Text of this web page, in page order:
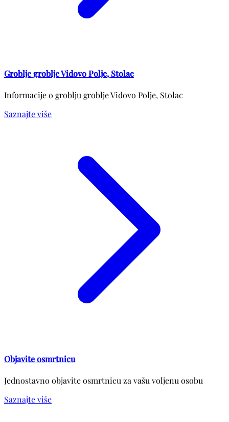
Groblje groblje Vidovo Polje, Stolac
Informacije o groblju groblje Vidovo Polje, Stolac
Saznajte više
Objavite osmrtnicu
Jednostavno objavite osmrtnicu za vašu voljenu osobu
Saznajte više